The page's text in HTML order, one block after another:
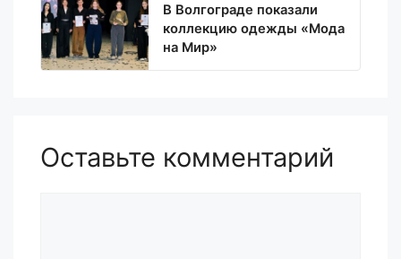
В Волгограде показали
коллекцию одежды «Мода
на Мир»
Оставьте комментарий